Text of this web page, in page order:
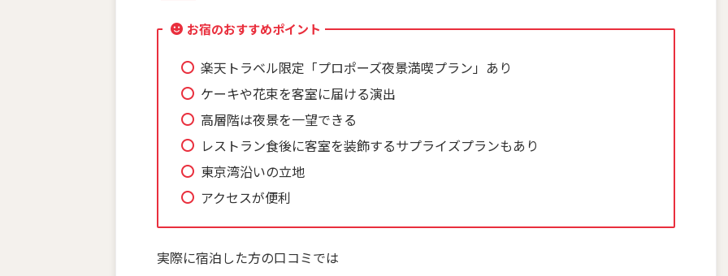
お宿のおすすめポイント
楽天トラベル限定「プロポーズ夜景満喫プラン」あり
ケーキや花束を客室に届ける演出
高層階は夜景を一望できる
レストラン食後に客室を装飾するサプライズプランもあり
東京湾沿いの立地
アクセスが便利
実際に宿泊した方の口コミでは